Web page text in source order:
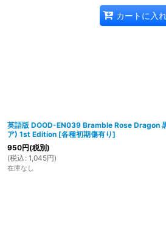
カートに入
英語版 DOOD-EN039 Bramble Rose Dragon
ア) 1st Edition [各種初期傷有り]
950円(税別)
(税込 : 1,045円)
在庫なし